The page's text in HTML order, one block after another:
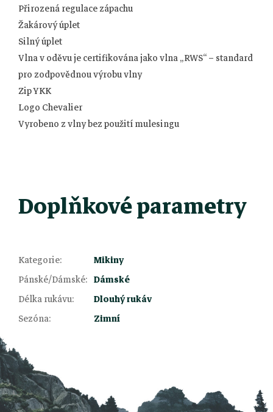
Přirozená regulace zápachu
Žakárový úplet
Silný úplet
Vlna v oděvu je certifikována jako vlna „RWS“ – standard
pro zodpovědnou výrobu vlny
Zip YKK
Logo Chevalier
Vyrobeno z vlny bez použití mulesingu
Doplňkové parametry
Kategorie:
Mikiny
Pánské/Dámské: Dámské
Délka rukávu:
Dlouhý rukáv
Sezóna: Zimní
á
p
a